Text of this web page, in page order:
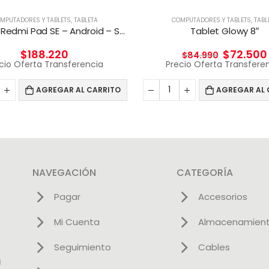
Y TABLETS, TABLETA
Xiaomi – Redmi Pad SE – Android – Snapdragon 680
$188.220
Oferta Transferencia
AGREGAR AL CARRITO
COMPUTADORES Y TABLETS,
Tablet Glowy 8″
$84.990 $72.500
Precio Oferta
AGREGAR AL
NAVEGACIÓN
Pagar
Mi Cuenta
Seguimiento
CATEGORÍA
Accesorios
Cables